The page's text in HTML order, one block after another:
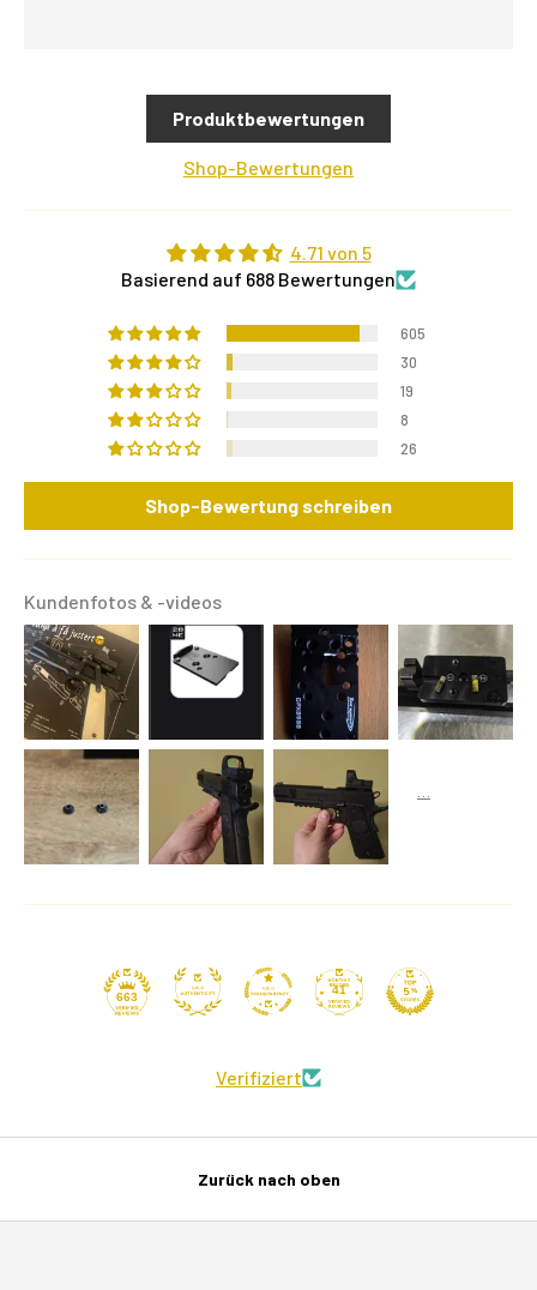
Produktbewertungen
Shop-Bewertungen
4.71 von 5
Basierend auf 688 Bewertungen
605
30
19
8
26
Shop-Bewertung schreiben
Kundenfotos & -videos
663
41
Verifiziert
Zurück nach oben